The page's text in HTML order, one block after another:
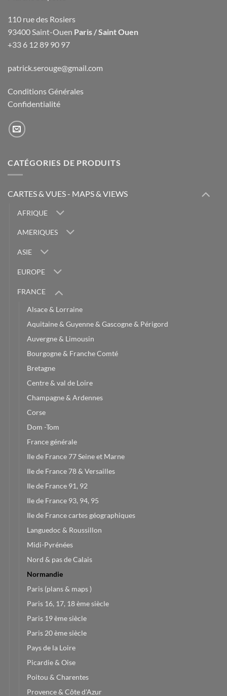
110 rue des Rosiers
93400 Saint-Ouen Paris / Saint Ouen
+33 6 12 89 90 97
patrick.serouge@gmail.com
Conditions Générales
Confidentialité
CATÉGORIES DE PRODUITS
CARTES & VUES - MAPS & VIEWS
AFRIQUE
AMERIQUES
ASIE
EUROPE
FRANCE
Alsace & Lorraine
Aquitaine & Guyenne & Gascogne & Périgord
Auvergne & Limousin
Bourgogne & Franche Comté
Bretagne
Centre & val de Loire
Champagne & Ardennes
Corse
Dom -Tom
France générale
Ile de France 77 Seine et Marne
Ile de France 78 & Versailles
Ile de France 91, 92
Ile de France 93, 94, 95
Ile de France cartes géographiques
Languedoc & Roussillon
Midi-Pyrénées
Nord & pas de Calais
Normandie
Paris (plans & maps )
Paris 16, 17, 18 ème siècle
Paris 19 ème siècle
Paris 20 ème siècle
Pays de la Loire
Picardie & Oise
Poitou & Charentes
Provence & Côte d'Azur